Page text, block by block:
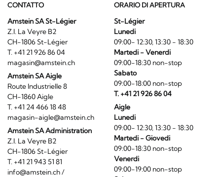
CONTATTO
Amstein SA St-Légier
Z.I. La Veyre B2
CH-1806 St-Légier
T. +41 21 926 86 04
magasin@amstein.ch
Amstein SA Aigle
Route Industrielle 8
CH-1860 Aigle
T. +41 24 466 18 48
magasin-aigle@amstein.ch
Amstein SA Administration
Z.I. La Veyre B2
CH-1806 St-Légier
T. +41 21 943 51 81
info@amstein.ch/
ORARIO DI APERTURA
St-Légier
Lunedi
09:00- 12:30, 13:30 - 18:30
Martedi - Venerdi
09:00-18:30 non-stop
Sabato
09:00-18:00 non-stop
T. +41 21 926 86 04
Aigle
Lunedi
09:00- 12:30, 13:30 - 18:30
Martedi - Giovedi
09:00-18:30 non-stop
Venerdi
09:00-19:00 non-stop